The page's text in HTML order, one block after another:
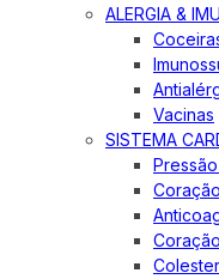
ALERGIA &
Vacinas
SISTEMA
Coração